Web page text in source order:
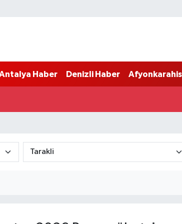
Haber Denizli Haber